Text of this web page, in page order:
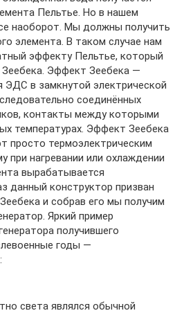
Пельтье. Но в нашем
наоборот. Мы должны получить
элемента. В таком случае нам
эффекту Пельтье, который
Эффект Зеебека —
ЭДС в замкнутой электрической
соединённых
контакты между которыми
температурах. Эффект Зеебека
просто термоэлектрическим
нагревании или охлаждении
вырабатывается
данный конструктор призван
и собрав его мы получим
Яркий пример
получившего
годы —
света являлся обычной